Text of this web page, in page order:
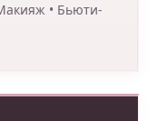
• Бьюти-